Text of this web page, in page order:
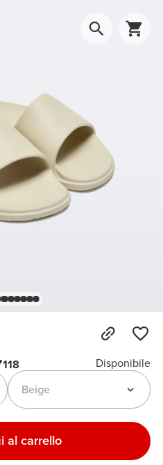
118
Disponibile
Beige
al carrello